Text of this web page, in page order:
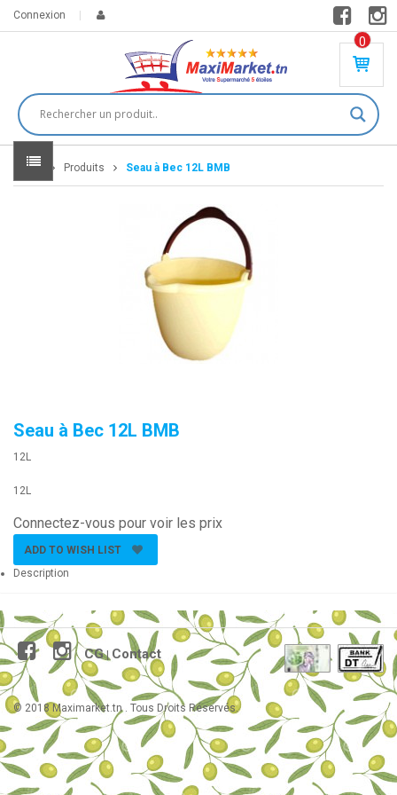
Connexion
0
PR
DU
IT(
S)
Home Produits Seau à Bec 12L BMB
Seau à Bec 12L BMB
12L
12L
Connectez-vous pour voir les prix
ADD TO WISH LIST
Description
CG| Contact
© 2018 Maximarket.tn . Tous Droits Réservés.